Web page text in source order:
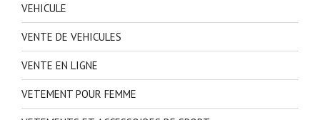
VEHICULE
VENTE DE VEHICULES
VENTE EN LIGNE
VETEMENT POUR FEMME